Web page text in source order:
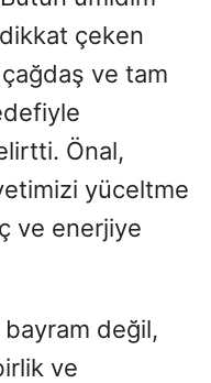
çeken
ve tam
Önal,
yüceltme
ve enerjiye
bayram değil,
ve